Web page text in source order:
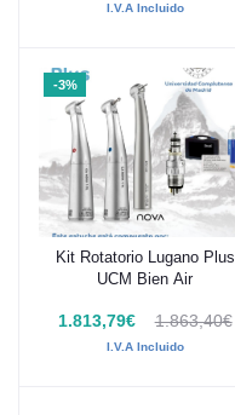
I.V.A Incluido
-3%
Añadir al carrito
Kit Rotatorio Lugano Plus
UCM Bien Air
1.813,79€ 1.863,40€
I.V.A Incluido